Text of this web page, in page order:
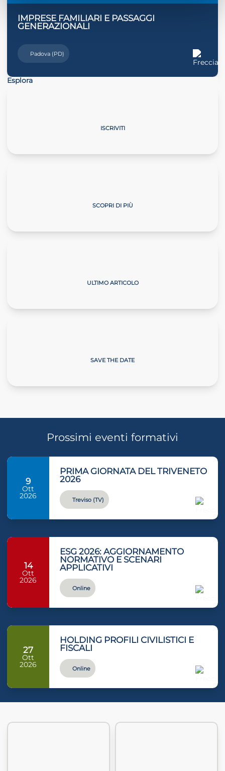
IMPRESE FAMILIARI E PASSAGGI
GENERAZIONALI
Padova (PD)
Esplora
ISCRIVITI
SCOPRI DI PIÙ
ULTIMO ARTICOLO
SAVE THE DATE
Prossimi eventi formativi
9
Ott
2026
PRIMA GIORNATA DEL TRIVENETO
2026
Treviso (TV)
14
Ott
2026
ESG 2026: AGGIORNAMENTO
NORMATIVO E SCENARI
APPLICATIVI
Online
27
Ott
2026
HOLDING PROFILI CIVILISTICI E
FISCALI
Online